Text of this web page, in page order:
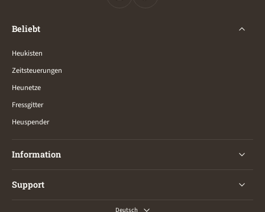
Beliebt
Heukisten
Zeitsteuerungen
Heunetze
Fressgitter
Heuspender
Information
Support
Deutsch